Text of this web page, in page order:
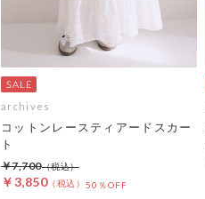
archives
コットンレースティアードスカー
ト
￥3,850 50％OFF
￥7,700